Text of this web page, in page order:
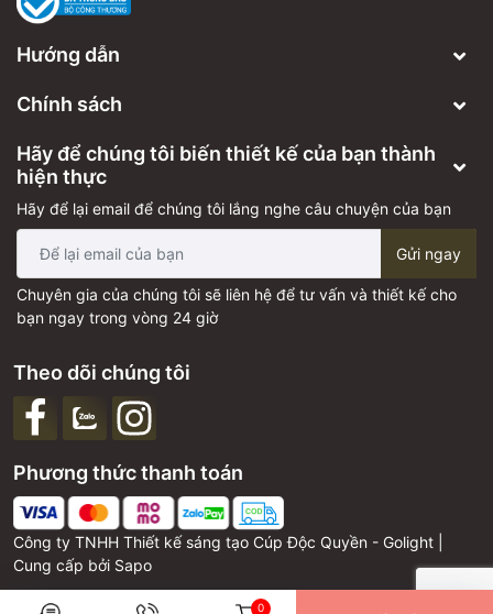
Hướng dẫn
Chính sách
Hãy để chúng tôi biến thiết kế của bạn thành
hiện thực
Hãy để lại email để chúng tôi lắng nghe câu chuyện của bạn
Gửi ngay
Chuyên gia của chúng tôi sẽ liên hệ để tư vấn và thiết kế cho
bạn ngay trong vòng 24 giờ
Công ty TNHH Thiết kế sáng tạo Cúp Độc Quyền - Golight |
Cung cấp bởi Sapo
Phương thức thanh toán
Theo dõi chúng tôi
0